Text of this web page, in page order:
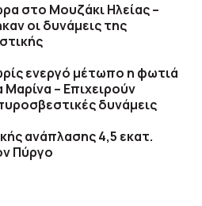
στο Μουζάκι Ηλείας –
οι δυνάμεις της
ενεργό μέτωπο η φωτιά
Μαρίνα – Επιχειρούν
δυνάμεις
ανάπλασης 4,5 εκατ.
Πύργο